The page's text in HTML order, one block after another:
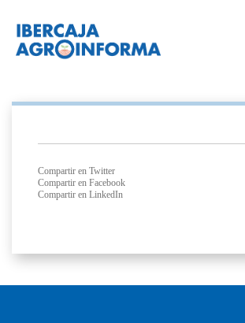
Compartir en Twitter
Compartir en Facebook
Compartir en LinkedIn